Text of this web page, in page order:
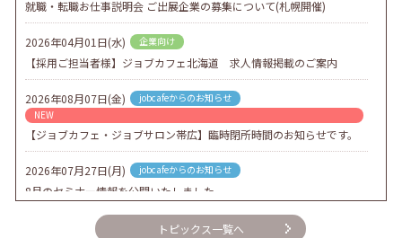
就職・転職お仕事説明会 ご出展企業の募集について(札幌開催)
2026年04月01日(水) 企業向け
【採用ご担当者様】ジョブカフェ北海道 求人情報掲載のご案内
2026年08月07日(金)
jobcafeからのお知らせ
NEW
【ジョブカフェ・ジョブサロン帯広】臨時閉所時間のお知らせです。
2026年07月27日(月) jobcafeからのお知らせ
8月のセミナー情報を公開いたしました。
2026年07月01日(水) 企業向けトピックス一覧へ